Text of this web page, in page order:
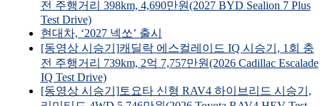
전 주행거리 398km, 4,690만원(2027 BYD Sealion 7 Plus
Test Drive)
현대차, ‘2027 넥쏘’ 출시
[동영상 시승기]캐딜락 에스컬레이드 IQ 시승기, 1회 충
전 주행거리 739km, 2억 7,757만원(2026 Cadillac Escalade
IQ Test Drive)
[동영상 시승기]토요타 신형 RAV4 하이브리드 시승기,